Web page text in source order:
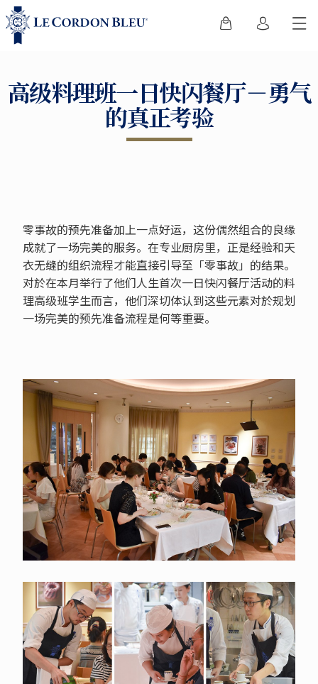
高级料理班一日快闪餐厅－勇气
的真正考验
零事故的预先准备加上一点好运，这份偶然组合的良缘
成就了一场完美的服务。在专业厨房里，正是经验和天
衣无缝的组织流程才能直接引导至「零事故」的结果。
对於在本月举行了他们人生首次一日快闪餐厅活动的料
理高级班学生而言，他们深切体认到这些元素对於规划
一场完美的预先准备流程是何等重要。